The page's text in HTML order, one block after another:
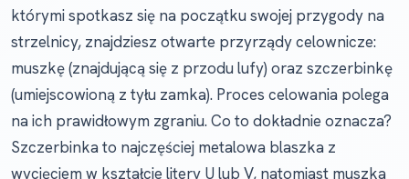
którymi spotkasz się na początku swojej przygody na
strzelnicy, znajdziesz otwarte przyrządy celownicze:
muszkę (znajdującą się z przodu lufy) oraz szczerbinkę
(umiejscowioną z tyłu zamka). Proces celowania polega
na ich prawidłowym zgraniu. Co to dokładnie oznacza?
Szczerbinka to najczęściej metalowa blaszka z
wycięciem w kształcie litery U lub V, natomiast muszka